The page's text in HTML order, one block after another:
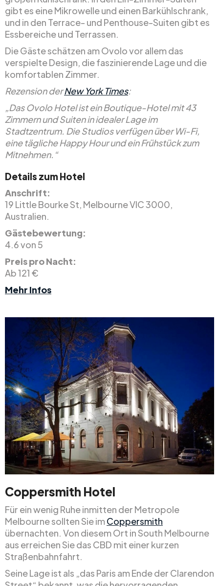
gibt es eine Mikrowelle und einen Barkühlschrank,
und in den Terrace- und Penthouse-Suiten gibt es
Essbereiche und Terrassen.
Die Gäste schätzen am Ovolo vor allem das
verspielte Design, die faszinierende Lage und die
komfortablen Zimmer.
Rezension derNew York Times:
„Das Ovolo Hotel ist ein Boutique-Hotel mit 43
Zimmern und Suiten in idealer Lage im
Stadtzentrum. Die Studios verfügen über Wi-Fi,
eine tägliche Happy Hour und ein Frühstück zum
Mitnehmen.“
Details zum Hotel
Anschrift:
19 Little Bourke St, Melbourne VIC 3000,
Australien.
Gästebewertung:
4.6 von 5
Preis pro Nacht:
Ab 121 €
Mehr Infos
Coppersmith Hotel
Für ein wenig Ruhe inmitten der Metropole
Melbourne sollten Sie imCoppersmith
übernachten. Von diesem Ort in South Melbourne
aus erreichen Sie das CBD mit einer kurzen
Straßenbahnfahrt.
Seine Lage ist als „das Paris am Ende der Clarendon